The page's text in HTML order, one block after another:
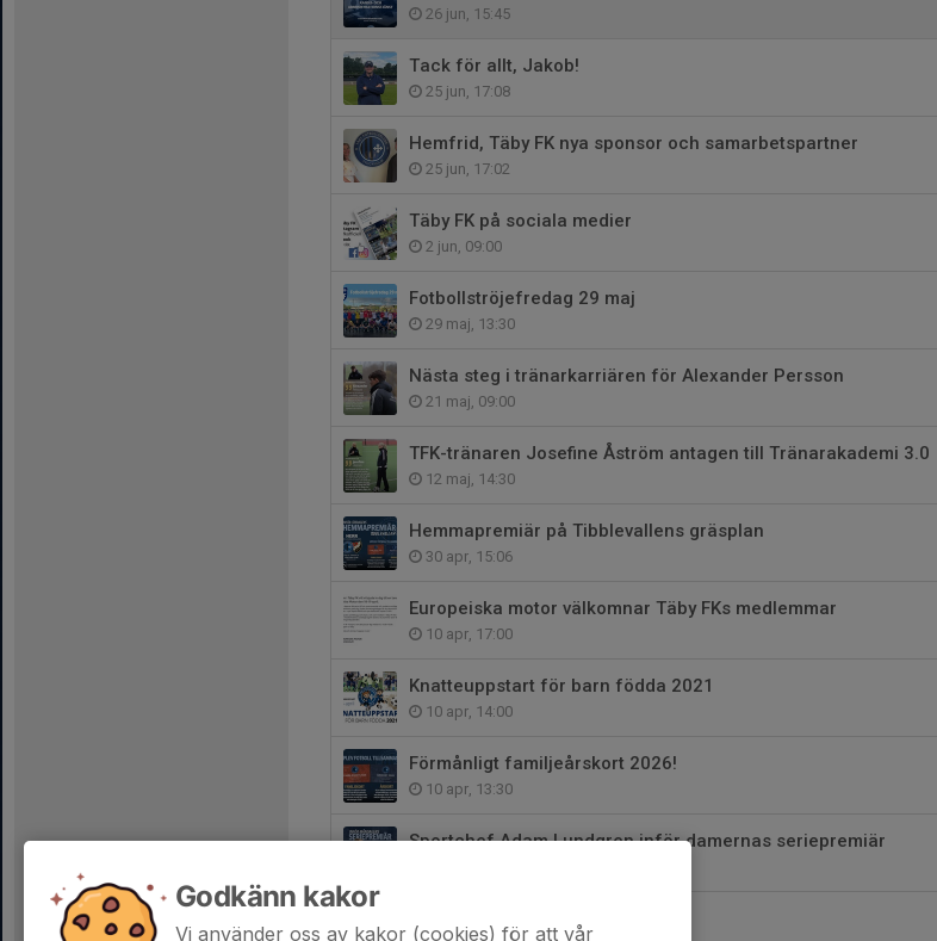
26 jun, 15:45
Tack för allt, Jakob!
25 jun, 17:08
Hemfrid, Täby FK nya sponsor och samarbetspartner
25 jun, 17:02
Täby FK på sociala medier
2 jun, 09:00
Fotbollströjefredag 29 maj
29 maj, 13:30
Nästa steg i tränarkarriären för Alexander Persson
21 maj, 09:00
TFK-tränaren Josefine Åström antagen till Tränarakademi 3.0
12 maj, 14:30
Hemmapremiär på Tibblevallens gräsplan
30 apr, 15:06
Europeiska motor välkomnar Täby FKs medlemmar
10 apr, 17:00
Knatteuppstart för barn födda 2021
10 apr, 14:00
Förmånligt familjeårskort 2026!
10 apr, 13:30
Sportchef Adam Lundgren inför damernas seriepremiär
Godkänn kakor
Vi använder oss av kakor (cookies) för att vår